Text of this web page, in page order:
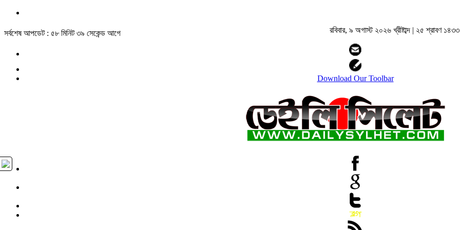
সর্বশেষ আপডেট : ৫৮ মিনিট ৩৯ সেকেন্ড আগে রবিবার, ৯ অগাস্ট ২০২৬ খ্রীষ্টাব্দ | ২৫ শ্রাবণ ১৪৩৩
Download Our Toolbar